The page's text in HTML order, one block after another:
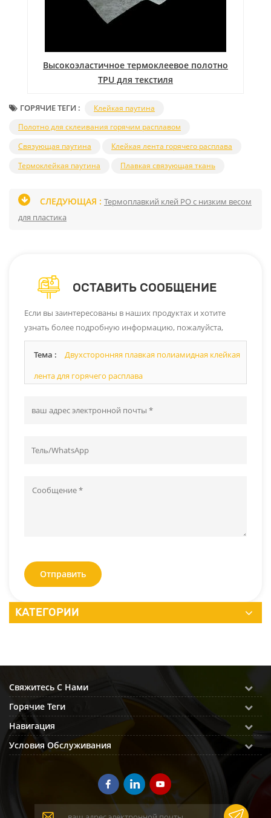
Высокоэластичное термоклеевое полотно
TPU для текстиля
ГОРЯЧИЕ ТЕГИ :
Клейкая паутина
Полотно для склеивания горячим расплавом
Связующая паутина
Клейкая лента горячего расплава
Термоклейкая паутина
Плавкая связующая ткань
СЛЕДУЮЩАЯ : Термоплавкий клей PO с низким весом
для пластика
ОСТАВИТЬ СООБЩЕНИЕ
Если вы заинтересованы в наших продуктах и ​​хотите
узнать более подробную информацию, пожалуйста,
оставьте сообщение здесь, и мы ответим вам, как только
сможем.
Тема :
Двухсторонняя плавкая полиамидная клейкая
лента для горячего расплава
Отправить
КАТЕГОРИИ
Свяжитесь С Нами
Горячие Теги
Навигация
Условия Обслуживания